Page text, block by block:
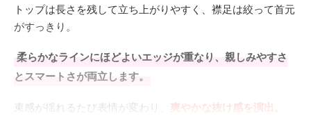
トップは長さを残して立ち上がりやすく、襟足は絞って首元
がすっきり。
柔らかなラインにほどよいエッジが重なり、親しみやすさ
とスマートさが両立します。
束感が揺れるたび表情が変わり、 爽やかな抜け感を演出。